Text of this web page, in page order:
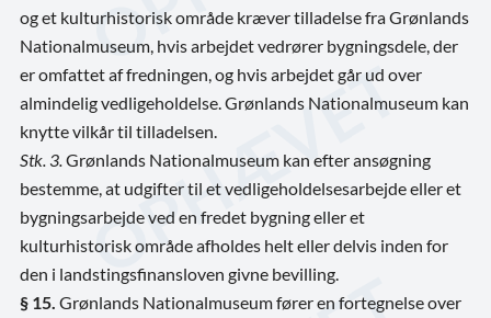
og et kulturhistorisk område kræver tilladelse fra Grønlands
Nationalmuseum, hvis arbejdet vedrører bygningsdele, der
er omfattet af fredningen, og hvis arbejdet går ud over
almindelig vedligeholdelse. Grønlands Nationalmuseum kan
knytte vilkår til tilladelsen.
Stk. 3. Grønlands Nationalmuseum kan efter ansøgning
bestemme, at udgifter til et vedligeholdelsesarbejde eller et
bygningsarbejde ved en fredet bygning eller et
kulturhistorisk område afholdes helt eller delvis inden for
den i landstingsfinansloven givne bevilling.
§ 15. Grønlands Nationalmuseum fører en fortegnelse over